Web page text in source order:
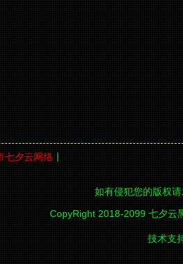
七夕云网络丨
如有侵犯您的版权
CopyRight 2018-2099 七夕云
技术支